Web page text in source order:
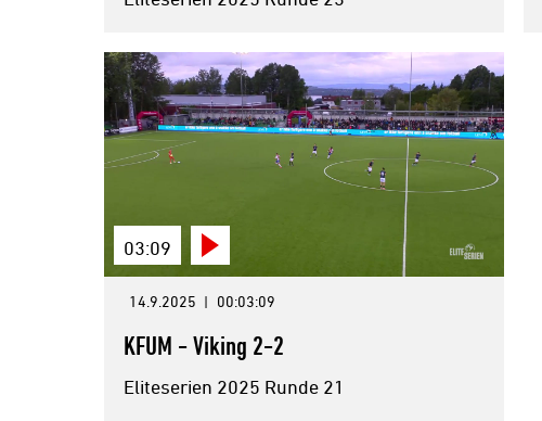
03:09
14.9.2025 | 00:03:09
KFUM - Viking 2-2
Eliteserien 2025 Runde 21